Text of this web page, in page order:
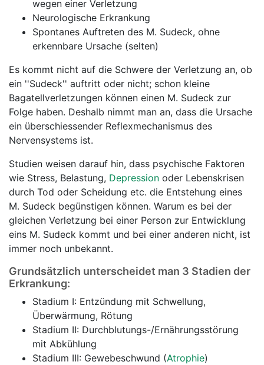
wegen einer Verletzung
Neurologische Erkrankung
Spontanes Auftreten des M. Sudeck, ohne
erkennbare Ursache (selten)
Es kommt nicht auf die Schwere der Verletzung an, ob
ein ''Sudeck'' auftritt oder nicht; schon kleine
Bagatellverletzungen können einen M. Sudeck zur
Folge haben. Deshalb nimmt man an, dass die Ursache
ein überschiessender Reflexmechanismus des
Nervensystems ist.
Studien weisen darauf hin, dass psychische Faktoren
wie Stress, Belastung, Depression oder Lebenskrisen
durch Tod oder Scheidung etc. die Entstehung eines
M. Sudeck begünstigen können. Warum es bei der
gleichen Verletzung bei einer Person zur Entwicklung
eins M. Sudeck kommt und bei einer anderen nicht, ist
immer noch unbekannt.
Grundsätzlich unterscheidet man 3 Stadien der
Erkrankung:
Stadium I: Entzündung mit Schwellung,
Überwärmung, Rötung
Stadium II: Durchblutungs-/Ernährungsstörung
mit Abkühlung
Stadium III: Gewebeschwund (Atrophie)